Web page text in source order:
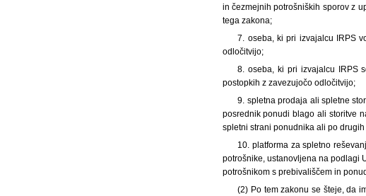
in čezmejnih potrošniških sporov z
tega zakona;
7. oseba, ki pri izvajalcu IRPS
odločitvijo;
8. oseba, ki pri izvajalcu IRPS
postopkih z zavezujočo odločitvijo;
9. spletna prodaja ali spletne
posrednik ponudi blago ali storitve
spletni strani ponudnika ali po
10. platforma za spletno
potrošnike, ustanovljena na podlagi
potrošnikom s prebivališčem in
(2) Po tem zakonu se šteje, da